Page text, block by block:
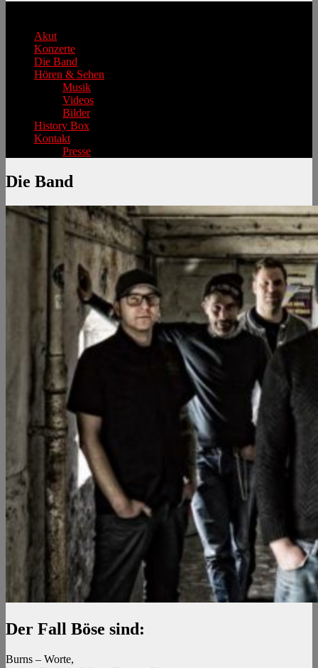
Akut
Konzerte
Die Band
Hören & Sehen
Musik
Videos
Bilder
History Box
Kontakt
Presse
Die Band
Der Fall Böse sind:
Burns – Worte,